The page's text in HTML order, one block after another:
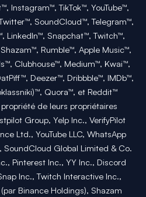
Instagram™, TikTok™, YouTube™,
SoundCloud™, Telegram™,
LinkedIn™, Snapchat™, Twitch™,
Rumble™, Apple Music™,
Clubhouse™, Medium™, Kwai™,
Deezer™, Dribbble™, IMDb™,
Quora™, et Reddit™
de leurs propriétaires
Group, Yelp Inc., VerifyPilot
Ltd., YouTube LLC, WhatsApp
SoundCloud Global Limited & Co.
Pinterest Inc., YY Inc., Discord
Inc., Twitch Interactive Inc.,
Binance Holdings), Shazam